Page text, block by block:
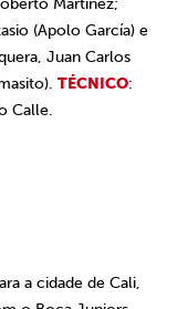
Martínez;
(Apolo García) e
Juan Carlos
TÉCNICO:
Calle.
a cidade de Cali,